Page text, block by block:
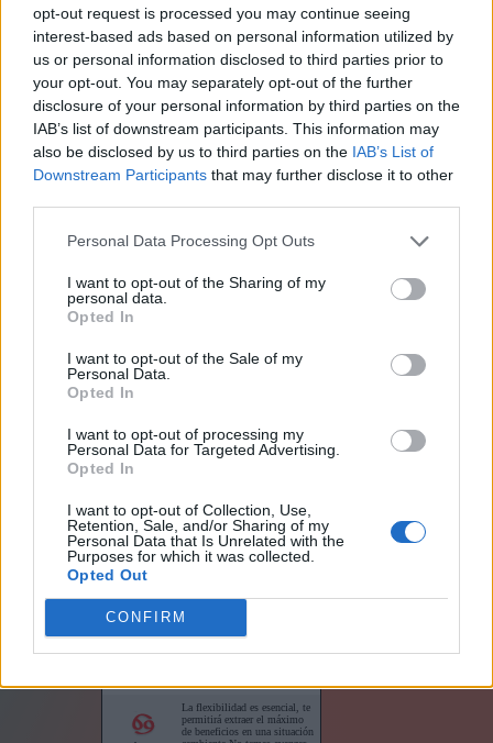
opt-out request is processed you may continue seeing
interest-based ads based on personal information utilized by
us or personal information disclosed to third parties prior to
your opt-out. You may separately opt-out of the further
disclosure of your personal information by third parties on the
IAB’s list of downstream participants. This information may
also be disclosed by us to third parties on the IAB’s List of
Downstream Participants that may further disclose it to other
Personal Data Processing Opt Outs
I want to opt-out of the Sharing of my
personal data.
Opted In
I want to opt-out of the Sale of my
Personal Data.
Opted In
I want to opt-out of processing my
Personal Data for Targeted Advertising.
Opted In
I want to opt-out of Collection, Use,
Retention, Sale, and/or Sharing of my
Personal Data that Is Unrelated with the
Purposes for which it was collected.
Opted Out
CONFIRM
Anuncios
Links
Horóscopo para su sitio web